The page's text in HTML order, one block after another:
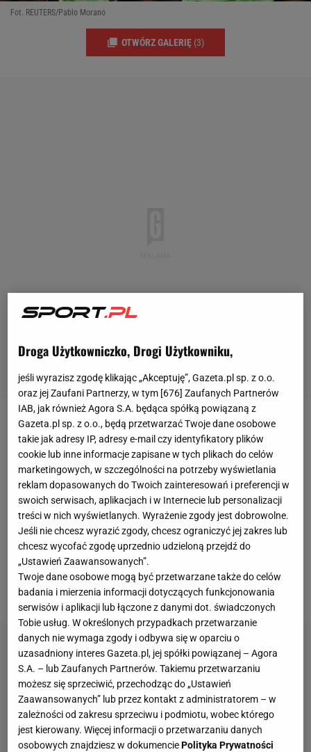
Fot. REUTERS/Pablo Morano
OTWÓRZ GALERIĘ (3)
FC Barcelona w czwartkowy wieczór nie miała
żadnego problemu z awansem do półfinałuPucharu
Króla. Podopieczni Hansiego Flicka rozgromili na
wyjeździe Valencię aż 5:0. Raptem pół godziny
zajęło jej strzelenie czterech goli, a hat-tricka
skompletował Ferran Torres, który wystąpił w
podstawowym składzie kosztem Roberta
Lewandowskiego. Polski napastnik całe spotkanie
przesiedział na ławce rezerwowych.
Droga Użytkowniczko, Drogi Użytkowniku,
jeśli wyrazisz zgodę klikając „Akceptuję”, Gazeta.pl sp. z o.o.
oraz jej Zaufani Partnerzy, w tym [676] Zaufanych Partnerów
IAB, jak również Agora S.A. będąca spółką powiązaną z
Gazeta.pl sp. z o.o., będą przetwarzać Twoje dane osobowe
takie jak adresy IP, adresy e-mail czy identyfikatory plików
cookie lub inne informacje zapisane w tych plikach do celów
marketingowych, w szczególności na potrzeby wyświetlania
reklam dopasowanych do Twoich zainteresowań i preferencji w
swoich serwisach, aplikacjach i w Internecie lub personalizacji
treści w nich wyświetlanych. Wyrażenie zgody jest dobrowolne.
Jeśli nie chcesz wyrazić zgody, chcesz ograniczyć jej zakres lub
chcesz wycofać zgodę uprzednio udzieloną przejdź do
„Ustawień Zaawansowanych”.
Twoje dane osobowe mogą być przetwarzane także do celów
badania i mierzenia informacji dotyczących funkcjonowania
serwisów i aplikacji lub łączone z danymi dot. świadczonych
Tobie usług. W określonych przypadkach przetwarzanie
danych nie wymaga zgody i odbywa się w oparciu o
uzasadniony interes Gazeta.pl, jej spółki powiązanej – Agora
S.A. – lub Zaufanych Partnerów. Takiemu przetwarzaniu
możesz się sprzeciwić, przechodząc do „Ustawień
Zaawansowanych” lub przez kontakt z administratorem – w
zależności od zakresu sprzeciwu i podmiotu, wobec którego
jest kierowany. Więcej informacji o przetwarzaniu danych
osobowych znajdziesz w dokumenciePolityka Prywatności